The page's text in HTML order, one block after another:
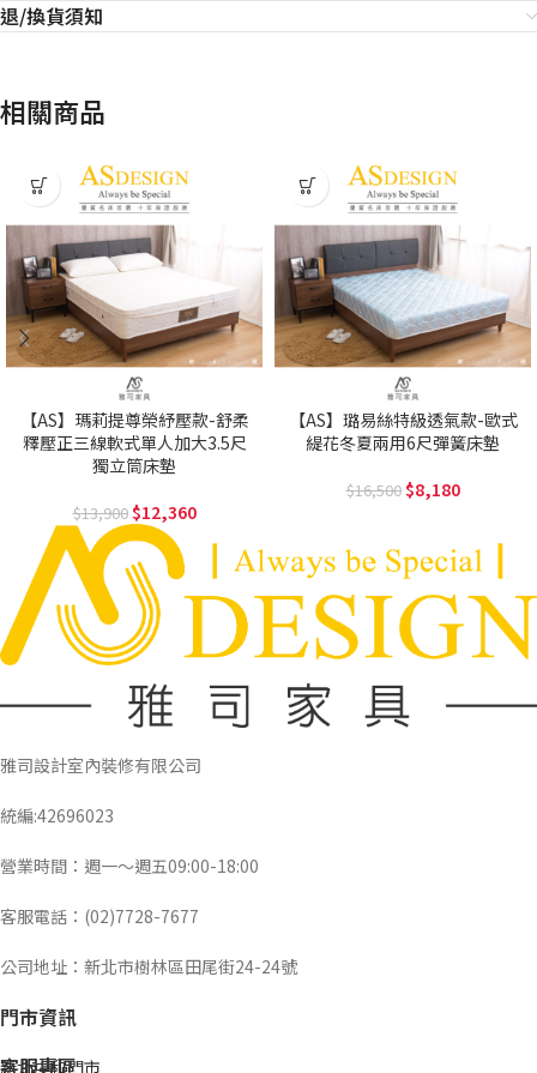
退/換貨須知
相關商品
【AS】瑪莉提尊榮紓壓款-舒柔
釋壓正三線軟式單人加大3.5尺
獨立筒床墊
13,900 12,360
【AS】璐易絲特級透氣款-歐式
緹花冬夏兩用6尺彈簧床墊
16,500 8,180
雅司設計室內裝修有限公司
統編:42696023
營業時間：週一～週五09:00-18:00
客服電話：(02)7728-7677
公司地址：新北市樹林區田尾街24-24號
門市資訊
新北中和門市
客服專區